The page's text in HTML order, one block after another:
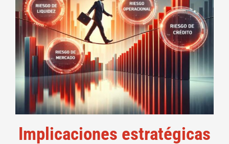
Implicaciones estratégicas